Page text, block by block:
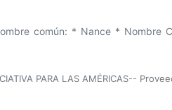
común: * Nance * Nombre
PARA LAS AMÉRICAS--